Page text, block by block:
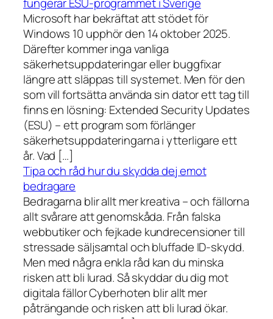
fungerar ESU-programmet i Sverige
Microsoft har bekräftat att stödet för
Windows 10 upphör den 14 oktober 2025.
Därefter kommer inga vanliga
säkerhetsuppdateringar eller buggfixar
längre att släppas till systemet. Men för den
som vill fortsätta använda sin dator ett tag till
finns en lösning: Extended Security Updates
(ESU) – ett program som förlänger
säkerhetsuppdateringarna i ytterligare ett
år. Vad […]
Tipa och råd hur du skydda dej emot
bedragare
Bedragarna blir allt mer kreativa – och fällorna
allt svårare att genomskåda. Från falska
webbutiker och fejkade kundrecensioner till
stressade säljsamtal och bluffade ID-skydd.
Men med några enkla råd kan du minska
risken att bli lurad. Så skyddar du dig mot
digitala fällor Cyberhoten blir allt mer
påträngande och risken att bli lurad ökar.